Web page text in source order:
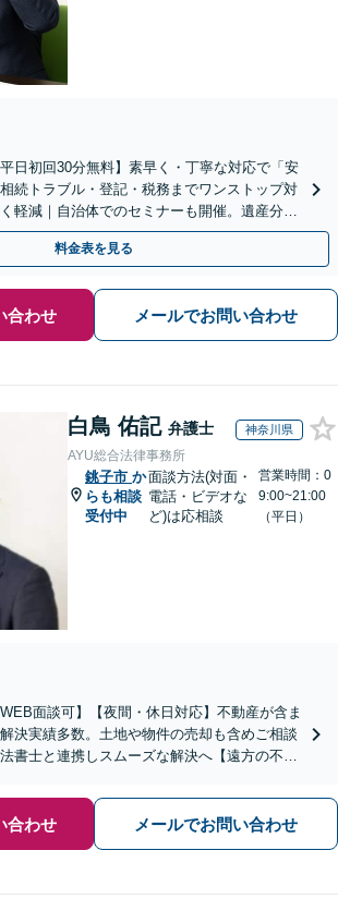
日初回30分無料】素早く・丁寧な対応で「安
続トラブル・登記・税務までワンストップ対
軽減｜自治体でのセミナーも開催。遺産分
軽にご相談ください【通知税理士】
料金表を見る
合わせ メールでお問い合わせ
白鳥 佑記 弁護士 神奈川県
AYU総合法律事務所
銚子市 か
らも相談
受付中
面談方法(対面・
電話・ビデオな
ど)は応相談
営業時間：0
9:00~21:00
（平日）
面談可】【夜間・休日対応】不動産が含ま
決実績多数。土地や物件の売却も含めご相談
書士と連携しスムーズな解決へ【遠方の不動
合わせ メールでお問い合わせ